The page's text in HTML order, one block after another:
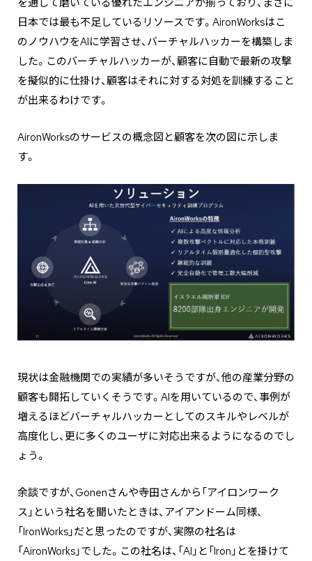
を通して磨いている優れたエンジニアが揃っており、まさに
日本では最も不足しているリソースです。AironWorksはこ
のノウハウをAIに学習させ、バーチャルハッカーを構築しま
した。このバーチャルハッカーが、顧客に自動で最新の攻撃
を擬似的に仕掛け、顧客はそれに対する対処を訓練すること
が出来るわけです。
AironWorksのサービスの概念図と顧客を次の図に示しま
す。
現状は金融機関での実績が多いそうですが、他の産業分野の
顧客も開拓していくそうです。AIを用いているので、事例が
増えるほどバーチャルハッカーとしてのスキルやレベルが
高度化し、更に多くのユーザに対応出来るようになるのでし
ょう。
余談ですが、Gonenさんや寺田さんから「アイロンワーク
ス」という社名を聞いたときは、アイアンドーム同様、
「IronWorks」だと思ったのですが、実際の社名は
「AironWorks」でした。この社名は、「AI」と「Iron」とを掛けて